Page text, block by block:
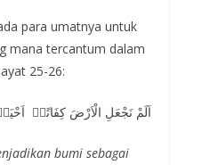
para umatnya untuk
mana tercantum dalam
ayat 25-26:
اَلَمْ نَجْعَلِ الْاَرْضَ كِفَاتًاۙ
bumi sebagai